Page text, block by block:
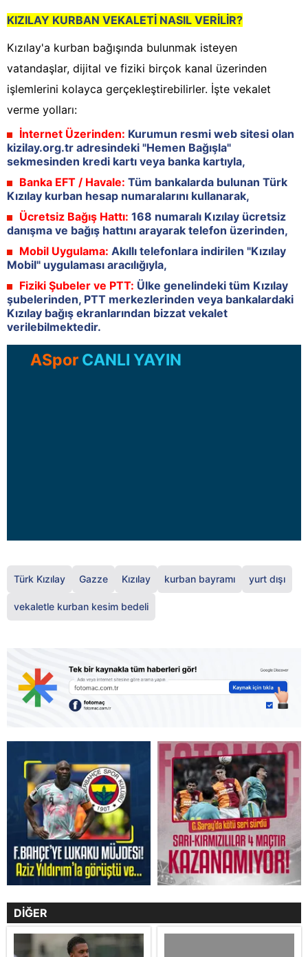
KIZILAY KURBAN VEKALETİ NASIL VERİLİR?
Kızılay'a kurban bağışında bulunmak isteyen
vatandaşlar, dijital ve fiziki birçok kanal üzerinden
işlemlerini kolayca gerçekleştirebilirler. İşte vekalet
verme yolları:
İnternet Üzerinden: Kurumun resmi web sitesi olan
kizilay.org.tr adresindeki "Hemen Bağışla"
sekmesinden kredi kartı veya banka kartıyla,
Banka EFT / Havale: Tüm bankalarda bulunan Türk
Kızılay kurban hesap numaralarını kullanarak,
Ücretsiz Bağış Hattı: 168 numaralı Kızılay ücretsiz
danışma ve bağış hattını arayarak telefon üzerinden,
Mobil Uygulama: Akıllı telefonlara indirilen "Kızılay
Mobil" uygulaması aracılığıyla,
Fiziki Şubeler ve PTT: Ülke genelindeki tüm Kızılay
şubelerinden, PTT merkezlerinden veya bankalardaki
Kızılay bağış ekranlarından bizzat vekalet
verilebilmektedir.
ASpor CANLI YAYIN
Türk Kızılay Gazze Kızılay kurban bayramı yurt dışı
vekaletle kurban kesim bedeli
DİĞER